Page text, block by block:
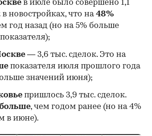
/ 00:00
в июле было совершено 1,1
в новостройках, что на48%
год назад (но на 5% больше
— 3,6 тыс. сделок. Это на
показателя июля прошлого года
значений июня);
пришлось 3,9 тыс. сделок.
больше, чем годом ранее (но на 4%
в июне).